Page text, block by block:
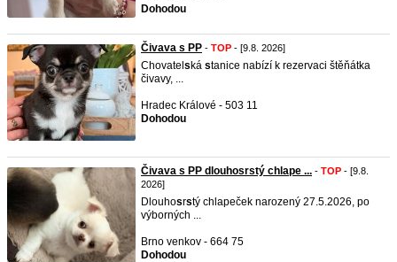
Dohodou
Čivava s PP - TOP - [9.8. 2026]
Chovatel ská stanice nabízí k rezervaci štěňátka
čivavy, ...
Hradec Králové - 503 11
Dohodou
Čivava s PP dlouhosrstý chlape ... - TOP - [9.8.
2026]
Dlouhosrstý chlapeček narozený 27.5.2026, po
výborných ...
Brno venkov - 664 75
Dohodou